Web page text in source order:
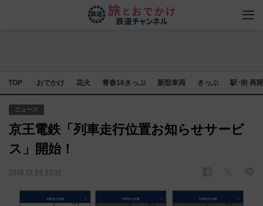
TOP おでかけ 花火 青春18きっぷ 新型車両 きっぷ 駅･街 再
ニュース
京王電鉄「列車走行位置お知らせサービ
ス」開始！
2016.12.09 23:12